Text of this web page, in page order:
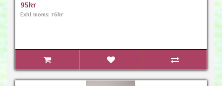
95kr
Exkl moms: 76kr